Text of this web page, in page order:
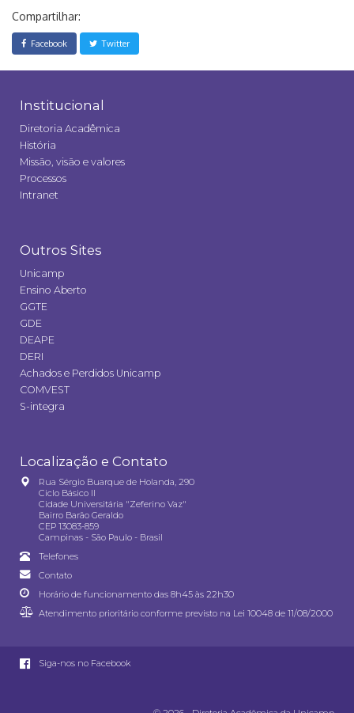
Compartilhar:
Facebook Twitter
Institucional
Diretoria Acadêmica
História
Missão, visão e valores
Processos
Intranet
Outros Sites
Unicamp
Ensino Aberto
GGTE
GDE
DEAPE
DERI
Achados e Perdidos Unicamp
COMVEST
S-integra
Localização e Contato
Rua Sérgio Buarque de Holanda, 290
Ciclo Básico II
Cidade Universitária "Zeferino Vaz"
Bairro Barão Geraldo
CEP 13083-859
Campinas - São Paulo - Brasil
Telefones
Contato
Horário de funcionamento das 8h45 às 22h30
Atendimento prioritário conforme previsto na Lei 10048 de 11/08/2000
Siga-nos no Facebook